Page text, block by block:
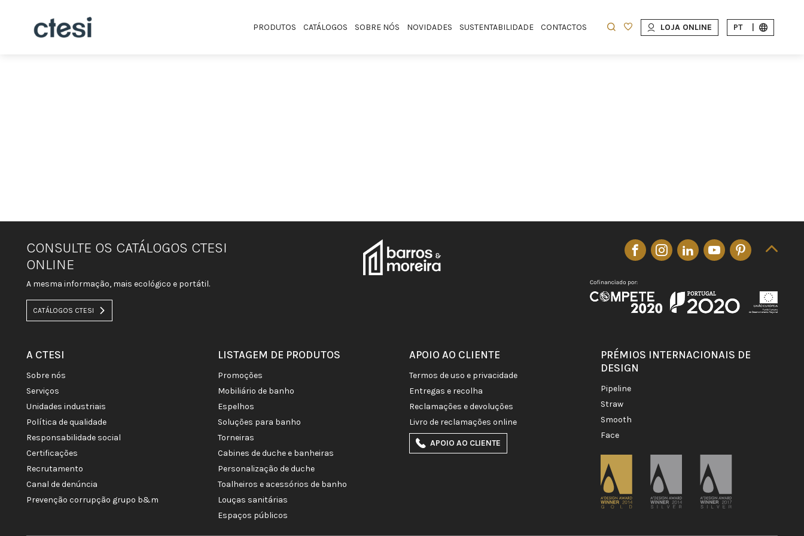
PRODUTOS CATÁLOGOS SOBRE NÓS NOVIDADES SUSTENTABILIDADE CONTACTOS LOJA ONLINE PT
CONSULTE OS CATÁLOGOS CTESI
ONLINE
A mesma informação, mais ecológico e portátil.
CATÁLOGOS CTESI
A CTESI
sobre nós
serviços
unidades industriais
política de qualidade
responsabilidade social
certificações
recrutamento
canal de denúncia
prevenção corrupção grupo b&m
LISTAGEM DE PRODUTOS
promoções
mobiliário de banho
espelhos
soluções para banho
torneiras
cabines de duche e banheiras
personalização de duche
toalheiros e acessórios de banho
louças sanitárias
espaços públicos
APOIO AO CLIENTE
termos de uso e privacidade
entregas e recolha
reclamações e devoluções
livro de reclamações online
APOIO AO CLIENTE
PRÉMIOS INTERNACIONAIS DE
DESIGN
pipeline
straw
smooth
face